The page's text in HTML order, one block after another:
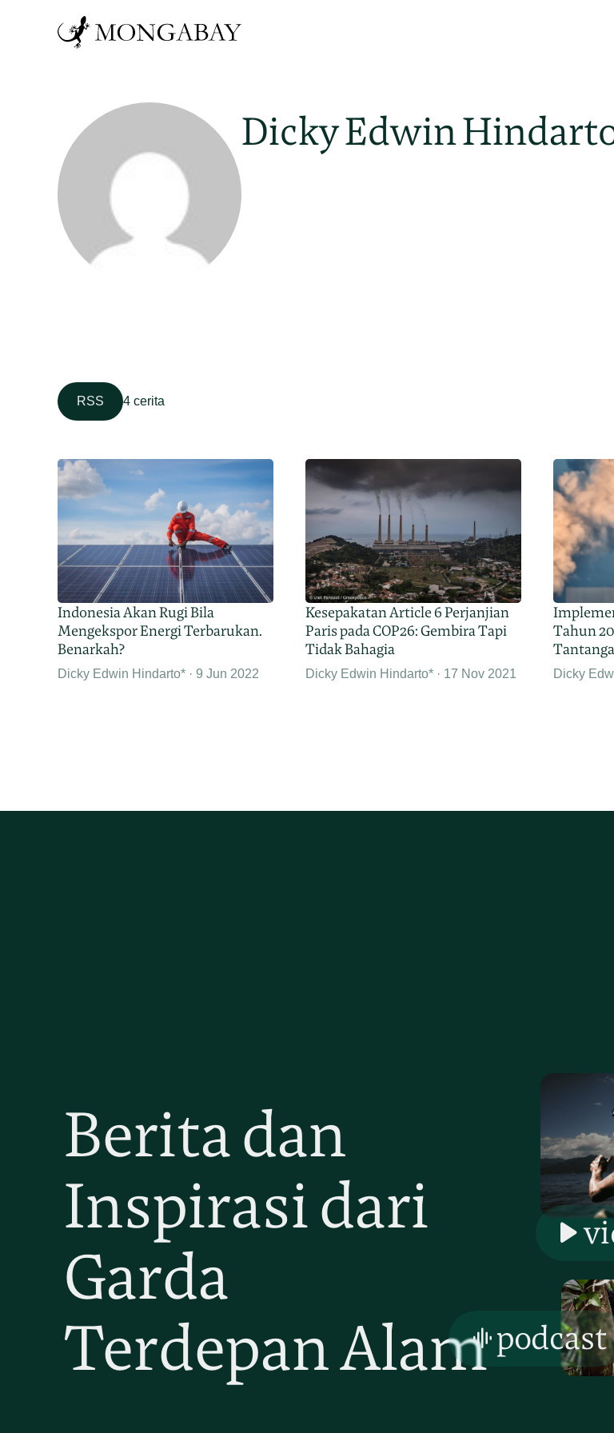
Dicky Edwin
RSS 4 cerita
Indonesia Akan Rugi Bila
Mengekspor Energi Terbarukan.
Benarkah?
Dicky Edwin Hindarto* 9 Jun 2022
Kesepakatan Article 6 Perjanjian
Paris pada COP26: Gembira Tapi
Tidak Bahagia
Dicky Edwin Hindarto* 17 Nov 2021
Tahun
Dicky
Berita dan
Inspirasi dari
Garda
Terdepan Alam podcast